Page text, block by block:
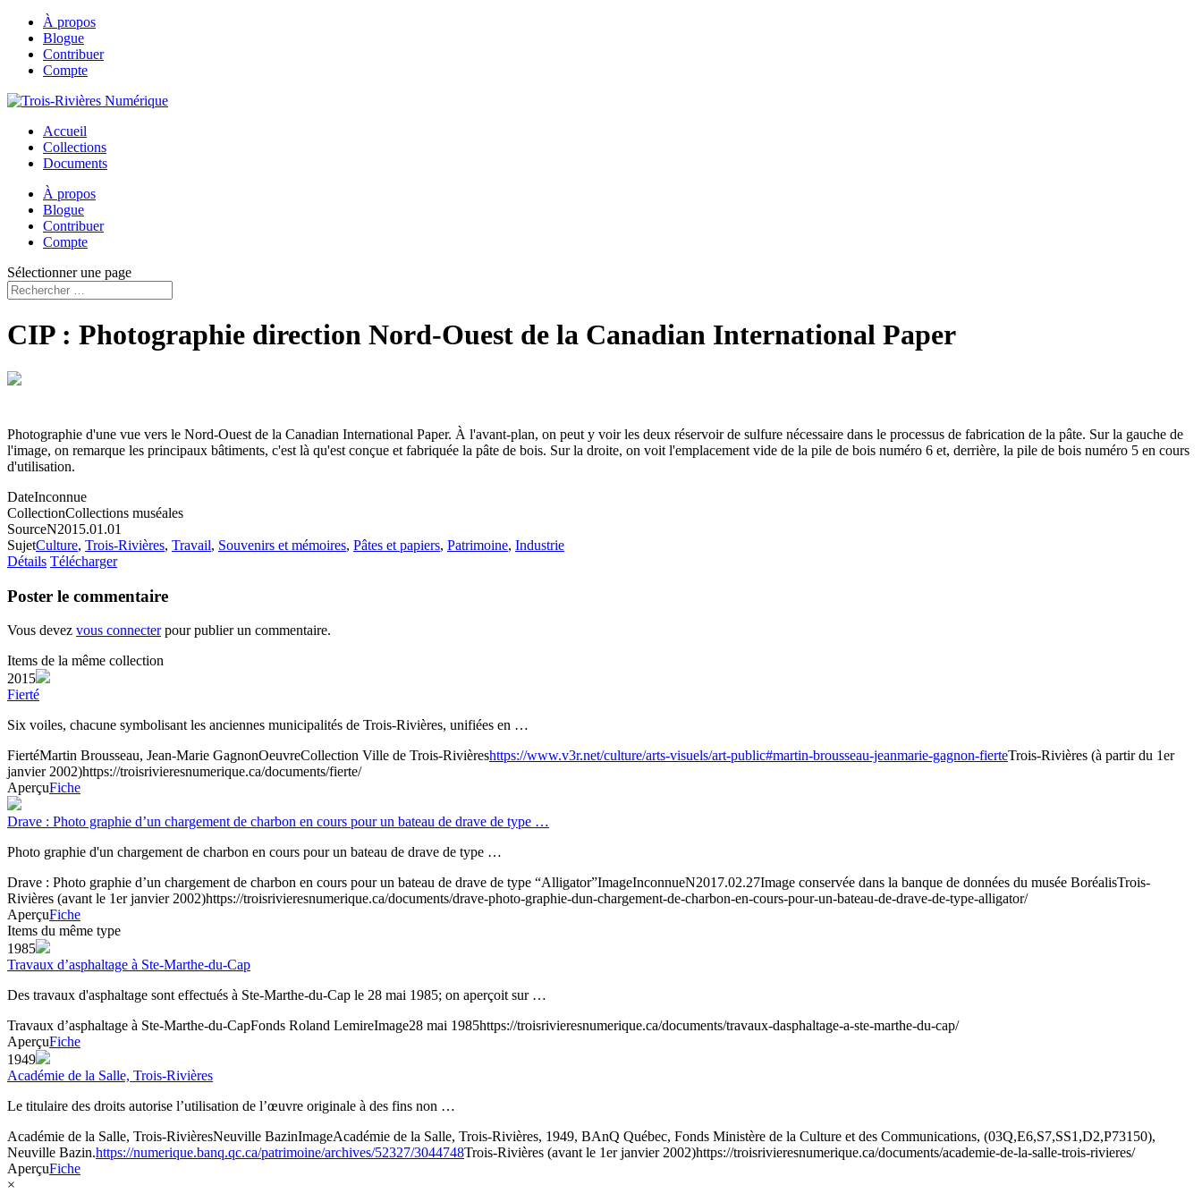
À propos
Blogue
Contribuer
Compte
Accueil
Collections
Documents
À propos
Blogue
Contribuer
Compte
Sélectionner une page
CIP : Photographie direction Nord-Ouest de la Canadian International Paper
Photographie d'une vue vers le Nord-Ouest de la Canadian International Paper. À l'avant-plan, on peut y voir les deux réservoir de sulfure nécessaire dans le processus de fabrication de la pâte. Sur la gauche de
l'image, on remarque les principaux bâtiments, c'est là qu'est conçue et fabriquée la pâte de bois. Sur la droite, on voit l'emplacement vide de la pile de bois numéro 6 et, derrière, la pile de bois numéro 5 en cours
d'utilisation.
DateInconnue
CollectionCollections muséales
SourceN2015.01.01
SujetCulture, Trois-Rivières, Travail, Souvenirs et mémoires, Pâtes et papiers, Patrimoine, Industrie
Détails Télécharger
Poster le commentaire
Vous devez vous connecterpour publier un commentaire.
Items de la même collection
2015
Fierté
Six voiles, chacune symbolisant les anciennes municipalités de Trois-Rivières, unifiées en …
FiertéMartin Brousseau, Jean-Marie GagnonOeuvreCollection Ville de Trois-Rivièreshttps://www.v3r.net/culture/arts-visuels/art-public#martin-brousseau-jeanmarie-gagnon-fierteTrois-Rivières (à partir du 1er
janvier 2002)https://troisrivieresnumerique.ca/documents/fierte/
AperçuFiche
Drave : Photo graphie d’un chargement de charbon en cours pour un bateau de drave de type …
Photo graphie d'un chargement de charbon en cours pour un bateau de drave de type …
Drave : Photo graphie d’un chargement de charbon en cours pour un bateau de drave de type “Alligator”ImageInconnueN2017.02.27Image conservée dans la banque de données du musée BoréalisTrois-
Rivières (avant le 1er janvier 2002)https://troisrivieresnumerique.ca/documents/drave-photo-graphie-dun-chargement-de-charbon-en-cours-pour-un-bateau-de-drave-de-type-alligator/
AperçuFiche
Items du même type
1985
Travaux d’asphaltage à Ste-Marthe-du-Cap
Des travaux d'asphaltage sont effectués à Ste-Marthe-du-Cap le 28 mai 1985; on aperçoit sur …
Travaux d’asphaltage à Ste-Marthe-du-CapFonds Roland LemireImage28 mai 1985https://troisrivieresnumerique.ca/documents/travaux-dasphaltage-a-ste-marthe-du-cap/
AperçuFiche
1949
Académie de la Salle, Trois-Rivières
Le titulaire des droits autorise l’utilisation de l’œuvre originale à des fins non …
Académie de la Salle, Trois-RivièresNeuville BazinImageAcadémie de la Salle, Trois-Rivières, 1949, BAnQ Québec, Fonds Ministère de la Culture et des Communications, (03Q,E6,S7,SS1,D2,P73150),
Neuville Bazin.https://numerique.banq.qc.ca/patrimoine/archives/52327/3044748Trois-Rivières (avant le 1er janvier 2002)https://troisrivieresnumerique.ca/documents/academie-de-la-salle-trois-rivieres/
AperçuFiche
×